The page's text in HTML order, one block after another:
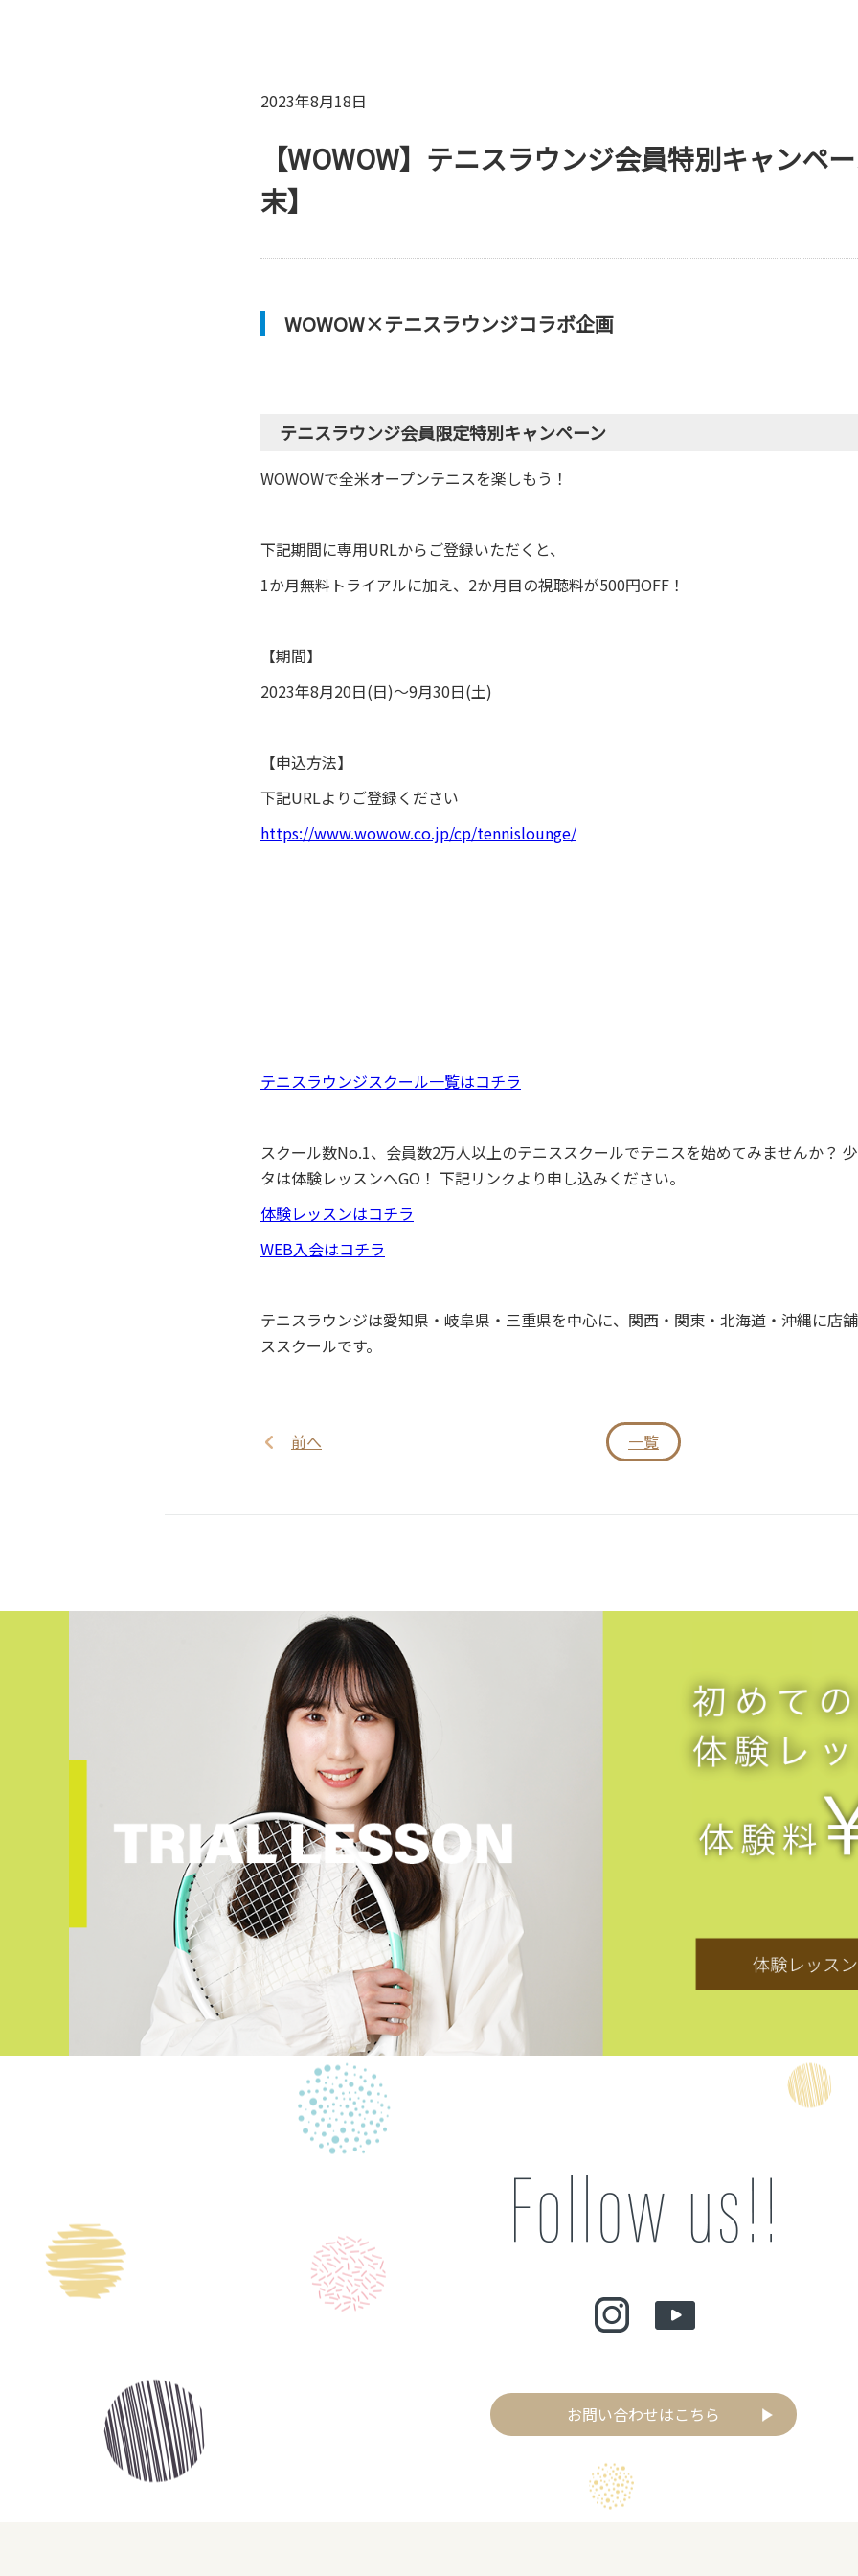
2023年8月18日
【WOWOW】テニスラウンジ会員特別キャンペ
末】
WOWOW×テニスラウンジコラボ企画
テニスラウンジ会員限定特別キャンペーン
WOWOWで全米オープンテニスを楽しもう！
下記期間に専用URLからご登録いただくと、
1か月無料トライアルに加え、2か月目の視聴料が500円OFF！
【期間】
2023年8月20日(日)〜9月30日(土)
【申込方法】
下記URLよりご登録ください
https://www.wowow.co.jp/cp/tennislounge/
テニスラウンジスクール一覧はコチラ
スクール数No.1、会員数2万人以上のテニススクールでテニスを始めてみませんか？
タは体験レッスンへGO！ 下記リンクより申し込みください。
体験レッスンはコチラ
WEB入会はコチラ
テニスラウンジは愛知県・岐阜県・三重県を中心に、関西・関東・北海道・沖縄に店
ススクールです。
前へ 一覧
お問い合わせはこちら